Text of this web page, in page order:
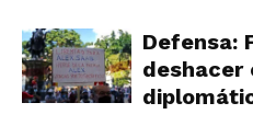
Defensa:
deshacer